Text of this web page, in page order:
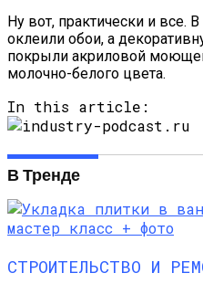
Ну вот, практически и все.
оклеили обои, а
покрыли акриловой
молочно-белого цвета.
In this article:
В Тренде
СТРОИТЕЛЬСТВО И